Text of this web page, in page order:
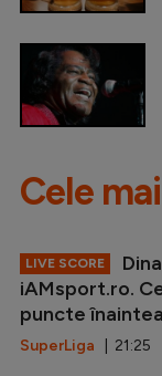
Cele
LIVE SCORE
iAMsport.ro.
puncte
SuperLiga | 21:25